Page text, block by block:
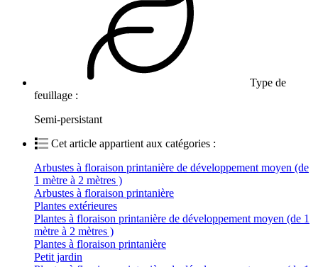
Type de
feuillage :
Semi-persistant
Cet article appartient aux catégories :
Arbustes à floraison printanière de développement moyen (de
1 mètre à 2 mètres )
Arbustes à floraison printanière
Plantes extérieures
Plantes à floraison printanière de développement moyen (de 1
mètre à 2 mètres )
Plantes à floraison printanière
Petit jardin